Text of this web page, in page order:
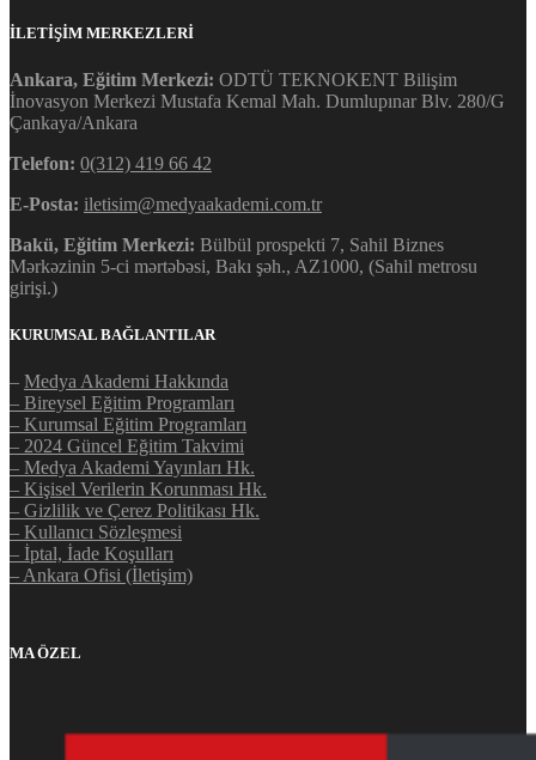
İLETİŞİM MERKEZLERİ
Ankara, Eğitim Merkezi: ODTÜ TEKNOKENT Bilişim
İnovasyon Merkezi Mustafa Kemal Mah. Dumlupınar Blv. 280/G
Çankaya/Ankara
Telefon: 0(312) 419 66 42
E-Posta: iletisim@medyaakademi.com.tr
Bakü, Eğitim Merkezi: Bülbül prospekti 7, Sahil Biznes
Mərkəzinin 5-ci mərtəbəsi, Bakı şəh., AZ1000, (Sahil metrosu
girişi.)
KURUMSAL BAĞLANTILAR
– Medya Akademi Hakkında
– Bireysel Eğitim Programları
– Kurumsal Eğitim Programları
– 2024 Güncel Eğitim Takvimi
– Medya Akademi Yayınları Hk.
– Kişisel Verilerin Korunması Hk.
– Gizlilik ve Çerez Politikası Hk.
– Kullanıcı Sözleşmesi
– İptal, İade Koşulları
– Ankara Ofisi (İletişim)
MA ÖZEL